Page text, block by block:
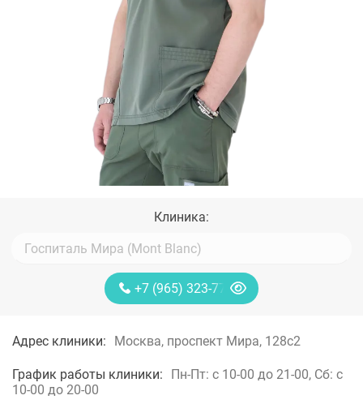
Клиника:
+7 (965) 323-77-88
Адрес клиники: Москва, проспект Мира, 128с2
График работы клиники:
Пн-Пт: с 10-00 до 21-00, Сб: с
10-00 до 20-00